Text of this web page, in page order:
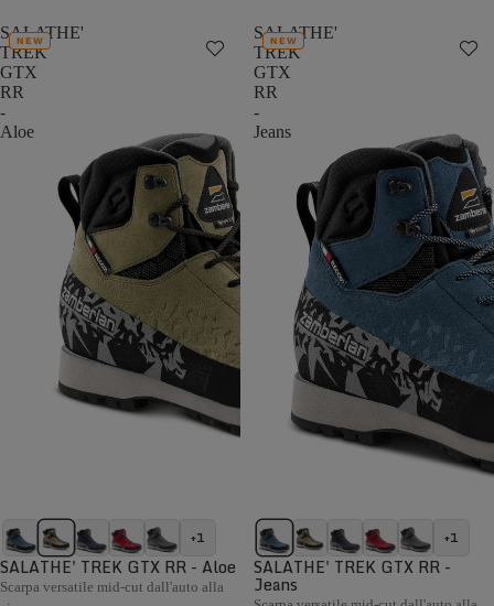
SALATHE'
TREK
GTX
RR
-
Aloe
NEW
+1
SALATHE' TREK GTX RR - Aloe
Scarpa versatile mid-cut dall'auto alla
SALATHE'
TREK
GTX
RR
-
Jeans
NEW
+1
SALATHE' TREK GTX RR -
Jeans